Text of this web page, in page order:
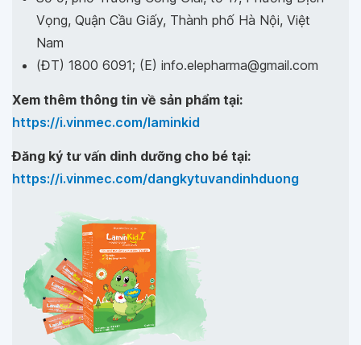
Vọng, Quận Cầu Giấy, Thành phố Hà Nội, Việt
Nam
(ĐT) 1800 6091; (E) info.elepharma@gmail.com
Xem thêm thông tin về sản phẩm tại:
https://i.vinmec.com/laminkid
Đăng ký tư vấn dinh dưỡng cho bé tại:
https://i.vinmec.com/dangkytuvandinhduong